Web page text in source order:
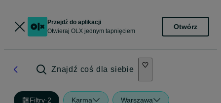
Przejdź do aplikacji
Otwieraj OLX jednym tapnięciem
Otwórz
Znajdź coś dla siebie
Filtry·2 Karma Warszawa